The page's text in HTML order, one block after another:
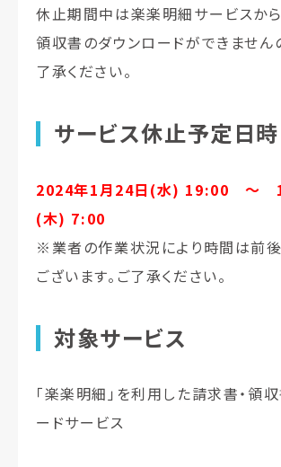
休止期間中は楽楽明細サービスから
領収書のダウンロードができません
了承ください。
サービス休止予定日時
2024年1月24日(水) 19:00 ～
(木) 7:00
※業者の作業状況により時間は前
ございます。ご了承ください。
対象サービス
「楽楽明細」を利用した請求書・領
ードサービス